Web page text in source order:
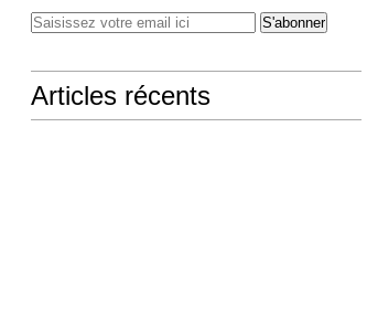
Articles récents